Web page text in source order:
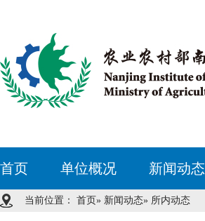
首页 单位概况 新闻动态
当前位置： 首页» 新闻动态» 所内动态